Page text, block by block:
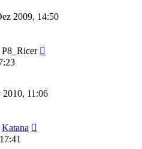
2009, 14:50
P8_Ricer
11:06
Katana